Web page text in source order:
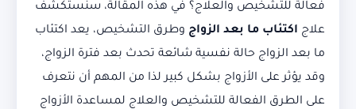
فعالة للتشخيص والعلاج؟ في هذه المقالة، سنستكشف
علاج اكتئاب ما بعد الزواج وطرق التشخيص، يعد اكتئاب
ما بعد الزواج حالة نفسية شائعة تحدث بعد فترة الزواج،
وقد يؤثر على الأزواج بشكل كبير لذا من المهم أن نتعرف
على الطرق الفعالة للتشخيص والعلاج لمساعدة الأزواج